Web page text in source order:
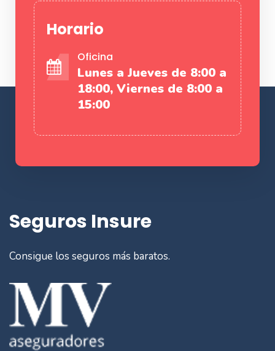
Horario
Oficina
Lunes a Jueves de 8:00 a
18:00, Viernes de 8:00 a
15:00
Seguros Insure
Consigue los seguros más baratos.